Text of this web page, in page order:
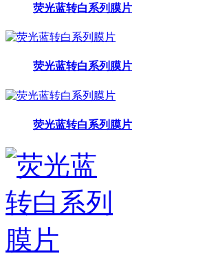
荧光蓝转白系列膜片
荧光蓝转白系列膜片
荧光蓝转白系列膜片